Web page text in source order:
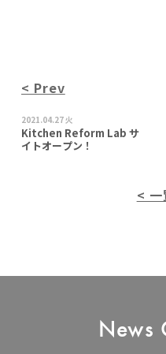
< Prev
2021.04.27 火
Kitchen Reform Lab サ
イトオープン！
< 一
News